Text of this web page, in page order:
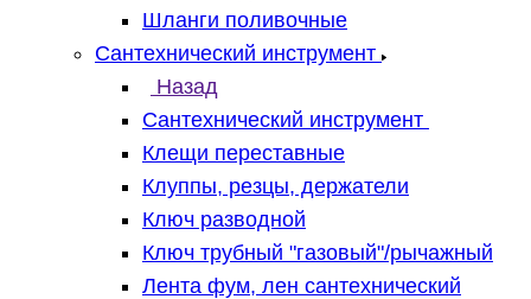
Шланги поливочные
Сантехнический инструмент
Назад
Сантехнический инструмент
Клещи переставные
Клуппы, резцы, держатели
Ключ разводной
Ключ трубный "газовый"/рычажный
Лента фум, лен сантехнический